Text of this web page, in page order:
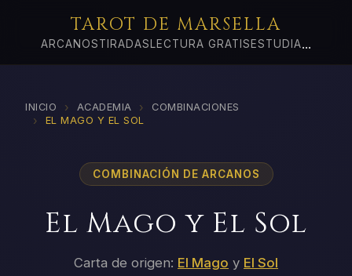
TAROT DE MARSELLA
ARCANOSTIRADAS LECTURA GRATIS ESTUDIA...
INICIO › ACADEMIA › COMBINACIONES
› EL MAGO Y EL SOL
COMBINACIÓN DE ARCANOS
El Mago y El Sol
Carta de origen: El Mago y El Sol